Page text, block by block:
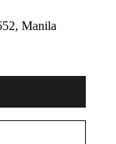
Manila